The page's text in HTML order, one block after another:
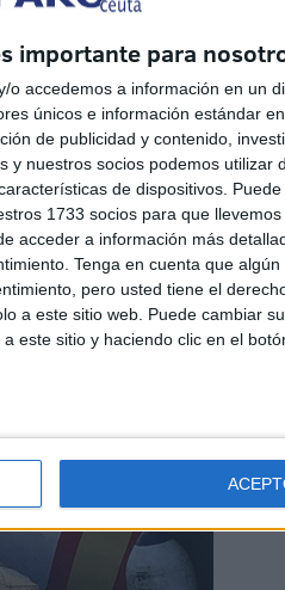
importante para
o accedemos a información en un
únicos e información estándar
de publicidad y contenido,
y nuestros socios podemos utilizar
de dispositivos.
1733 socios para que
acceder a información más
Tenga en cuenta que
pero usted tiene el
a este sitio web. Puede cambiar
este sitio y haciendo clic en el
se acababan de
tantas operaciones, como la
de 2019 una importante
utilizada para